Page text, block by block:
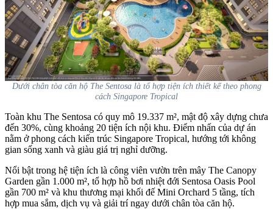
Dưới chân tòa căn hộ The Sentosa là tổ hợp tiện ích thiết kế theo phong
cách Singapore Tropical
Toàn khu The Sentosa có quy mô 19.337 m², mật độ xây dựng chưa
đến 30%, cùng khoảng 20 tiện ích nội khu. Điểm nhấn của dự án
nằm ở phong cách kiến trúc Singapore Tropical, hướng tới không
gian sống xanh và giàu giá trị nghỉ dưỡng.
Nổi bật trong hệ tiện ích là công viên vườn trên mây The Canopy
Garden gần 1.000 m², tổ hợp hồ bơi nhiệt đới Sentosa Oasis Pool
gần 700 m² và khu thương mại khối đế Mini Orchard 5 tầng, tích
hợp mua sắm, dịch vụ và giải trí ngay dưới chân tòa căn hộ.